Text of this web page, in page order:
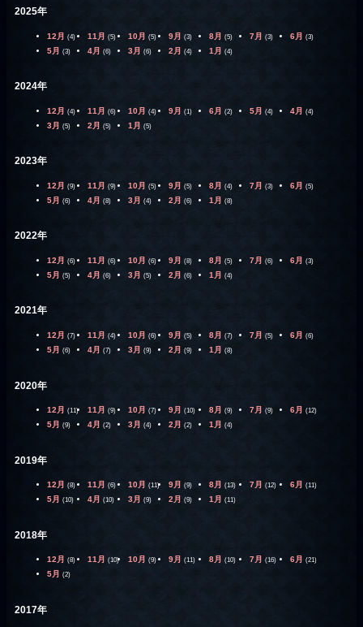
2025年
12月 (4) 11月 (5) 10月 (5) 9月 (3) 8月 (5) 7月 (3) 6月 (3)
5月 (3) 4月 (6) 3月 (6) 2月 (4) 1月 (4)
2024年
12月 (4) 11月 (6) 10月 (4) 9月 (1) 6月 (2) 5月 (4) 4月 (4)
3月 (5) 2月 (5) 1月 (5)
2023年
12月 (9) 11月 (9) 10月 (5) 9月 (5) 8月 (4) 7月 (3) 6月 (5)
5月 (6) 4月 (8) 3月 (4) 2月 (6) 1月 (8)
2022年
12月 (6) 11月 (6) 10月 (6) 9月 (8) 8月 (5) 7月 (6) 6月 (3)
5月 (5) 4月 (6) 3月 (5) 2月 (6) 1月 (4)
2021年
12月 (7) 11月 (4) 10月 (6) 9月 (5) 8月 (7) 7月 (5) 6月 (6)
5月 (6) 4月 (7) 3月 (9) 2月 (9) 1月 (8)
2020年
12月 (11) 11月 (9) 10月 (7) 9月 (10) 8月 (9) 7月 (9) 6月 (12)
5月 (9) 4月 (2) 3月 (4) 2月 (2) 1月 (4)
2019年
12月 (8) 11月 (6) 10月 (11) 9月 (9) 8月 (13) 7月 (12) 6月 (11)
5月 (10) 4月 (10) 3月 (9) 2月 (9) 1月 (11)
2018年
12月 (8) 11月 (10) 10月 (9) 9月 (11) 8月 (10) 7月 (16) 6月 (21)
5月 (2)
2017年